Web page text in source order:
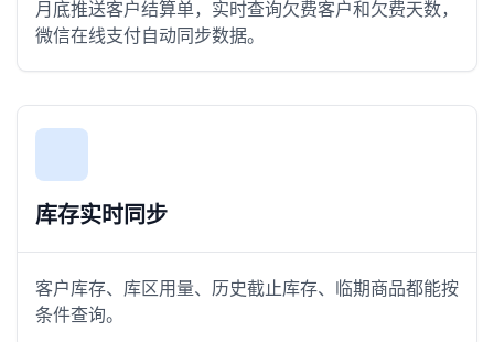
月底推送客户结算单，实时查询欠费客户和欠费天数，
微信在线支付自动同步数据。
库存实时同步
客户库存、库区用量、历史截止库存、临期商品都能按
条件查询。